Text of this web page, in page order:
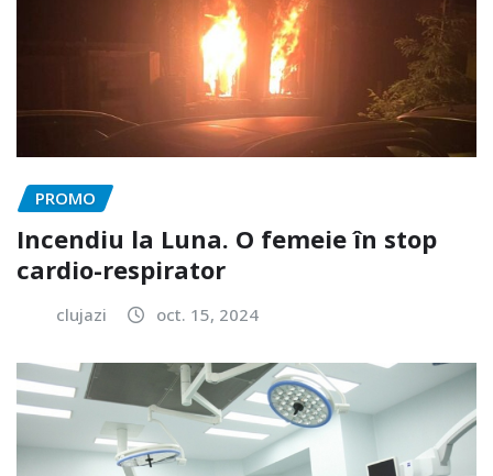
PROMO
Incendiu la Luna. O femeie în stop
cardio-respirator
clujazi oct. 15, 2024